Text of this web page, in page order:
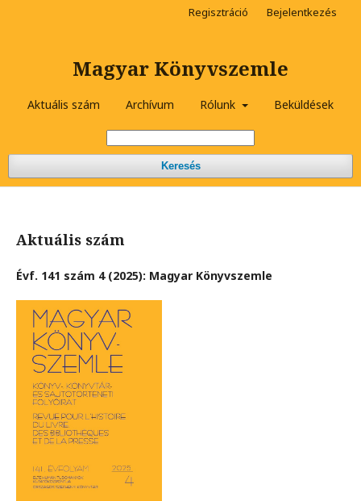
Magyar Könyvszemle
Aktuális szám Archívum Rólunk Beküldések
Keresés
Regisztráció Bejelentkezés
Aktuális szám
Évf. 141 szám 4 (2025): Magyar Könyvszemle